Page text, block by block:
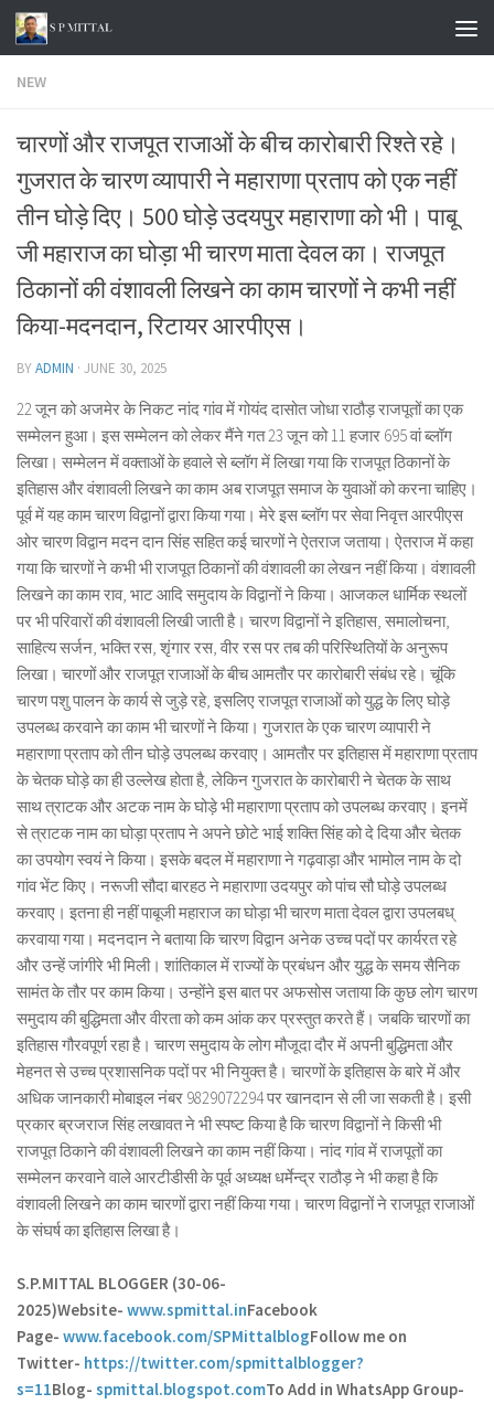
Skip to content
NEW
चारणों और राजपूत राजाओं के बीच कारोबारी रिश्ते रहे।
गुजरात के चारण व्यापारी ने महाराणा प्रताप को एक नहीं
तीन घोड़े दिए। 500 घोड़े उदयपुर महाराणा को भी। पाबू
जी महाराज का घोड़ा भी चारण माता देवल का। राजपूत
ठिकानों की वंशावली लिखने का काम चारणों ने कभी नहीं
किया-मदनदान, रिटायर आरपीएस।
BYADMIN · JUNE 30, 2025
22 जून को अजमेर के निकट नांद गांव में गोयंद दासोत जोधा राठौड़ राजपूतों का एक
सम्मेलन हुआ। इस सम्मेलन को लेकर मैंने गत 23 जून को 11 हजार 695 वां ब्लॉग
लिखा। सम्मेलन में वक्ताओं के हवाले से ब्लॉग में लिखा गया कि राजपूत ठिकानों के
इतिहास और वंशावली लिखने का काम अब राजपूत समाज के युवाओं को करना चाहिए।
पूर्व में यह काम चारण विद्वानों द्वारा किया गया। मेरे इस ब्लॉग पर सेवा निवृत्त आरपीएस
ओर चारण विद्वान मदन दान सिंह सहित कई चारणों ने ऐतराज जताया। ऐतराज में कहा
गया कि चारणों ने कभी भी राजपूत ठिकानों की वंशावली का लेखन नहीं किया। वंशावली
लिखने का काम राव, भाट आदि समुदाय के विद्वानों ने किया। आजकल धार्मिक स्थलों
पर भी परिवारों की वंशावली लिखी जाती है। चारण विद्वानों ने इतिहास, समालोचना,
साहित्य सर्जन, भक्ति रस, शृंगार रस, वीर रस पर तब की परिस्थितियों के अनुरूप
लिखा। चारणों और राजपूत राजाओं के बीच आमतौर पर कारोबारी संबंध रहे। चूंकि
चारण पशु पालन के कार्य से जुड़े रहे, इसलिए राजपूत राजाओं को युद्ध के लिए घोड़े
उपलब्ध करवाने का काम भी चारणों ने किया। गुजरात के एक चारण व्यापारी ने
महाराणा प्रताप को तीन घोड़े उपलब्ध करवाए। आमतौर पर इतिहास में महाराणा प्रताप
के चेतक घोड़े का ही उल्लेख होता है, लेकिन गुजरात के कारोबारी ने चेतक के साथ
साथ त्राटक और अटक नाम के घोड़े भी महाराणा प्रताप को उपलब्ध करवाए। इनमें
से त्राटक नाम का घोड़ा प्रताप ने अपने छोटे भाई शक्ति सिंह को दे दिया और चेतक
का उपयोग स्वयं ने किया। इसके बदल में महाराणा ने गढ़वाड़ा और भामोल नाम के दो
गांव भेंट किए। नरूजी सौदा बारहठ ने महाराणा उदयपुर को पांच सौ घोड़े उपलब्ध
करवाए। इतना ही नहीं पाबूजी महाराज का घोड़ा भी चारण माता देवल द्वारा उपलबध्
करवाया गया। मदनदान ने बताया कि चारण विद्वान अनेक उच्च पदों पर कार्यरत रहे
और उन्हें जांगीरे भी मिली। शांतिकाल में राज्यों के प्रबंधन और युद्ध के समय सैनिक
सामंत के तौर पर काम किया। उन्होंने इस बात पर अफसोस जताया कि कुछ लोग चारण
समुदाय की बुद्धिमता और वीरता को कम आंक कर प्रस्तुत करते हैं। जबकि चारणों का
इतिहास गौरवपूर्ण रहा है। चारण समुदाय के लोग मौजूदा दौर में अपनी बुद्धिमता और
मेहनत से उच्च प्रशासनिक पदों पर भी नियुक्त है। चारणों के इतिहास के बारे में और
अधिक जानकारी मोबाइल नंबर 9829072294 पर खानदान से ली जा सकती है। इसी
प्रकार ब्रजराज सिंह लखावत ने भी स्पष्ट किया है कि चारण विद्वानों ने किसी भी
राजपूत ठिकाने की वंशावली लिखने का काम नहीं किया। नांद गांव में राजपूतों का
सम्मेलन करवाने वाले आरटीडीसी के पूर्व अध्यक्ष धर्मेन्द्र राठौड़ ने भी कहा है कि
वंशावली लिखने का काम चारणों द्वारा नहीं किया गया। चारण विद्वानों ने राजपूत राजाओं
के संघर्ष का इतिहास लिखा है।
S.P.MITTAL BLOGGER (30-06-
2025)Website- www.spmittal.inFacebook
Page- www.facebook.com/SPMittalblogFollow me on
Twitter- https://twitter.com/spmittalblogger?
s=11Blog- spmittal.blogspot.comTo Add in WhatsApp Group-